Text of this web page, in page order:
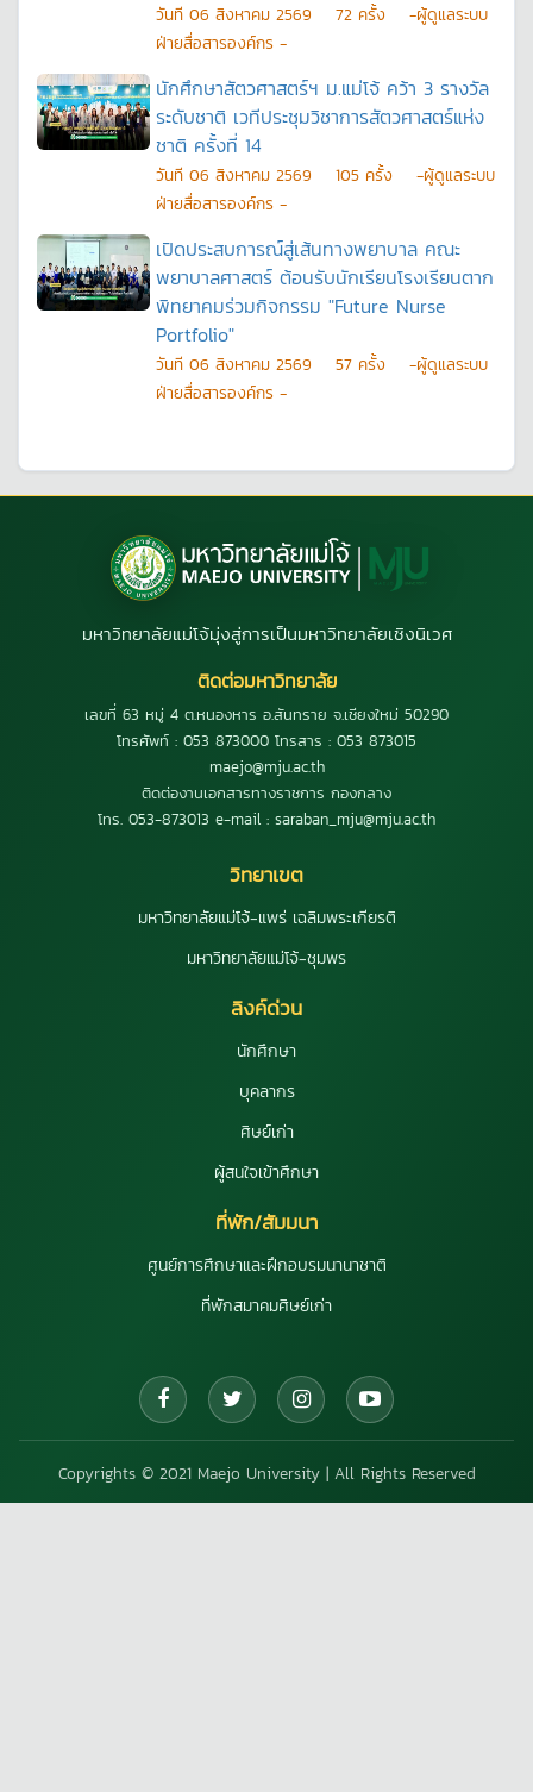
วันที 06 สิงหาคม 2569 72 ครั้ง
-ผู้ดูแลระบบ
ฝ่ายสื่อสารองค์กร -
นักศึกษาสัตวศาสตร์ฯ ม.แม่โจ้ คว้า 3 รางวัล
ระดับชาติ เวทีประชุมวิชาการสัตวศาสตร์แห่ง
ชาติ ครั้งที่ 14
วันที 06 สิงหาคม 2569 105 ครั้ง
-ผู้ดูแลระบบ
ฝ่ายสื่อสารองค์กร -
เปิดประสบการณ์สู่เส้นทางพยาบาล คณะ
พยาบาลศาสตร์ ต้อนรับนักเรียนโรงเรียนตาก
พิทยาคมร่วมกิจกรรม "Future Nurse
Portfolio"
วันที 06 สิงหาคม 2569 57 ครั้ง
-ผู้ดูแลระบบ
ฝ่ายสื่อสารองค์กร -
มหาวิทยาลัยแม่โจ้มุ่งสู่การเป็นมหาวิทยาลัยเชิงนิเวศ
ติดต่อมหาวิทยาลัย
เลขที่ 63 หมู่ 4 ต.หนองหาร อ.สันทราย จ.เชียงใหม่ 50290
โทรศัพท์ : 053 873000 โทรสาร : 053 873015
maejo@mju.ac.th
ติดต่องานเอกสารทางราชการ กองกลาง
โทร. 053-873013 e-mail : saraban_mju@mju.ac.th
วิทยาเขต
มหาวิทยาลัยแม่โจ้-แพร่ เฉลิมพระเกียรติ
มหาวิทยาลัยแม่โจ้-ชุมพร
ลิงค์ด่วน
นักศึกษา
บุคลากร
ศิษย์เก่า
ผู้สนใจเข้าศึกษา
ที่พัก/สัมมนา
ศูนย์การศึกษาและฝึกอบรมนานาชาติ
ที่พักสมาคมศิษย์เก่า
Copyrights © 2021 Maejo University | All Rights Reserved